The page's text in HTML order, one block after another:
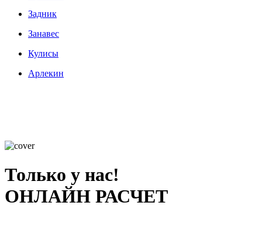
Задник
Занавес
Кулисы
Арлекин
Только у нас!
ОНЛАЙН РАСЧЕТ